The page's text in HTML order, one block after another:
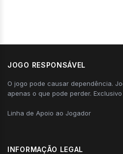
JOGO RESPONSÁVEL
O jogo pode causar dependência.
apenas o que pode perder.
Linha de Apoio ao Jogador
INFORMAÇÃO LEGAL